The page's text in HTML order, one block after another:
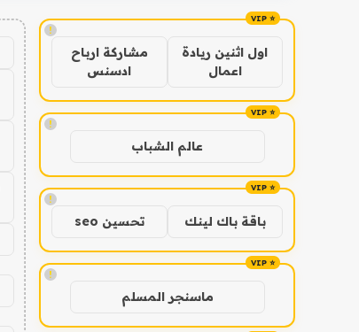
!
اول اثنين ريادة
اعمال
مشاركة ارباح
ادسنس
!
عالم الشباب
!
باقة باك لينك تحسين seo
!
ماسنجر المسلم